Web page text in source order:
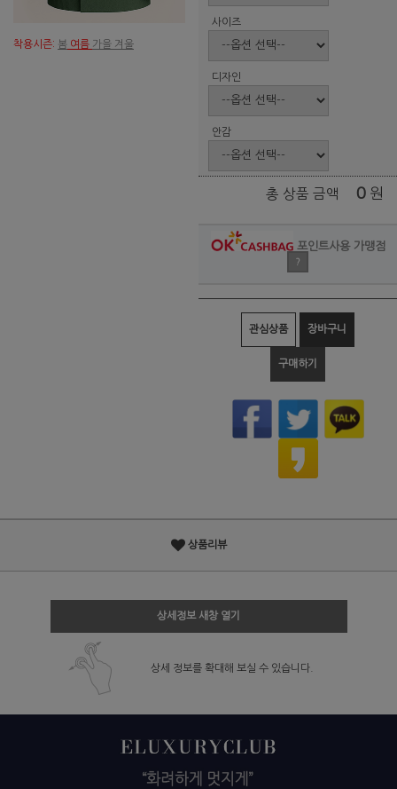
착용시즌: 봄 여름 가을 겨울
사이즈
디자인
안감
총 상품 금액 0 원
포인트사용 가맹점
?
관심상품 장바구니
구매하기
상품리뷰
상세정보 새창 열기
상세 정보를 확대해 보실 수 있습니다.